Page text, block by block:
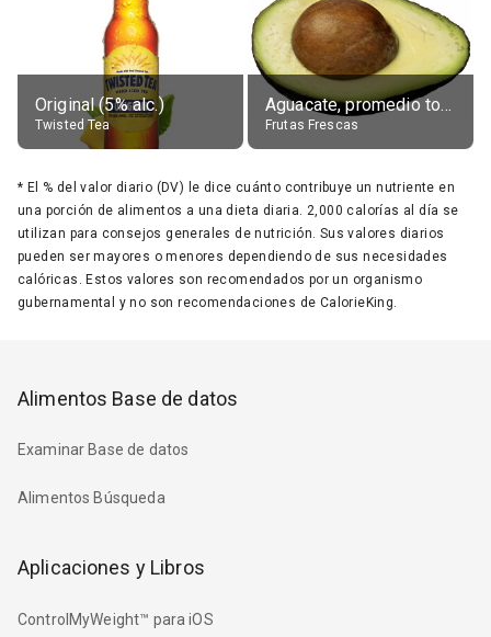
Original (5% alc.)
Twisted Tea
Aguacate, promedio todos variedades, crudo
Frutas Frescas
* El % del valor diario (DV) le dice cuánto contribuye un nutriente en
una porción de alimentos a una dieta diaria. 2,000 calorías al día se
utilizan para consejos generales de nutrición. Sus valores diarios
pueden ser mayores o menores dependiendo de sus necesidades
calóricas. Estos valores son recomendados por un organismo
gubernamental y no son recomendaciones de CalorieKing.
Alimentos Base de datos
Examinar Base de datos
Alimentos Búsqueda
Aplicaciones y Libros
ControlMyWeight™ para iOS